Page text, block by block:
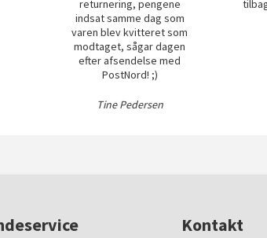
returnering, pengene
indsat samme dag som
varen blev kvitteret som
modtaget, sågar dagen
efter afsendelse med
PostNord! ;)
Tine Pedersen
Kontakt